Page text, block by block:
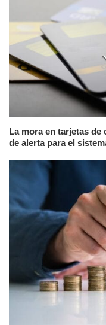
La mora en tarjetas de
de alerta para el